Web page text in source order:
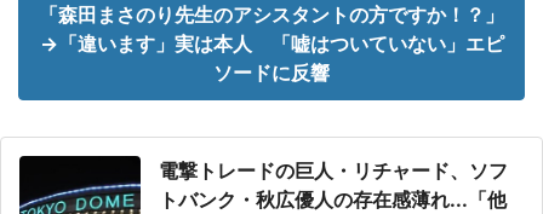
「森田まさのり先生のアシスタントの方ですか！？」
→「違います」実は本人 「嘘はついていない」エピ
ソードに反響
電撃トレードの巨人・リチャード、ソフ
トバンク・秋広優人の存在感薄れ...「他